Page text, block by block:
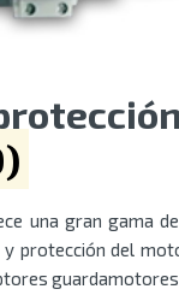
una gran gama
protección del